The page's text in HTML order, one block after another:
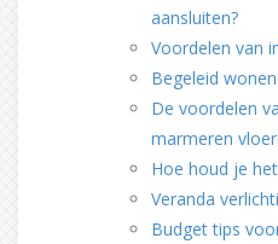
aansluiten?
Voordelen van
Begeleid
De voordelen
marmeren
Hoe houd je
Veranda
Budget tips